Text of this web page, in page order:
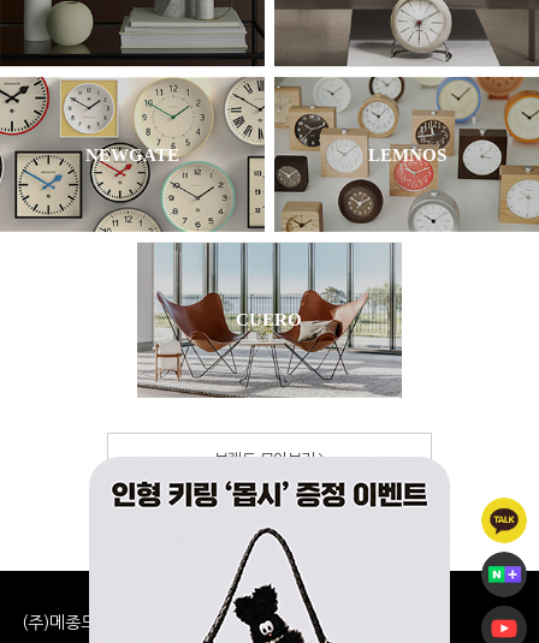
NEWGATE LEMNOS
CUERO
브랜드 모아보기
(주)메종드셀린느 사업자 정보